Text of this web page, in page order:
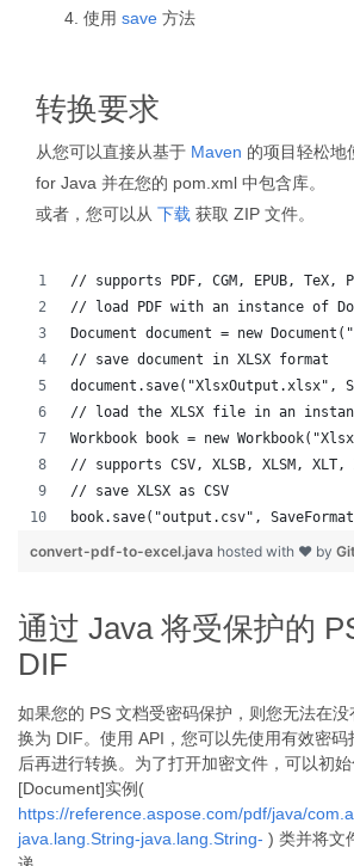
使用 save 方法
转换要求
从您可以直接从基于 Maven 的项目轻松地
for Java 并在您的 pom.xml 中包含库。
或者，您可以从 下载 获取 ZIP 文件。
// supports PDF, CGM, EPUB, TeX,
// load PDF with an instance of
Document document = new
// save document in XLSX format
document.save("XlsxOutput.xlsx",
// load the XLSX file in an
Workbook book = new
// supports CSV, XLSB, XLSM, XLT,
// save XLSX as CSV
book.save("output.csv",
convert-pdf-to-excel.java hosted with ❤ by
通过 Java 将受保护的
DIF
如果您的 PS 文档受密码保护，则您无法在
换为 DIF。使用 API，您可以先使用有效密码
后再进行转换。为了打开加密文件，可以初
[Document]实例(
https://reference.aspose.com/pdf/java/
java.lang.String-java.lang.String- ) 类并将文